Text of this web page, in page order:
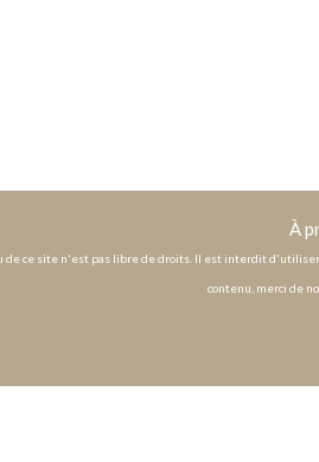
À
de ce site n'est pas libre de droits. Il est interdit
contenu, merci de